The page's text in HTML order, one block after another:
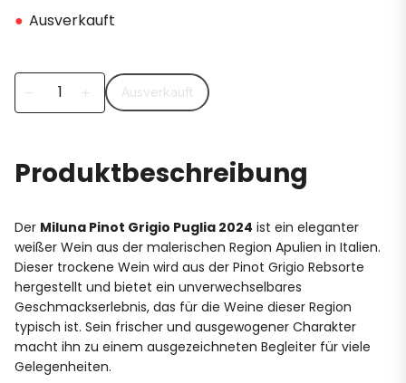
● Ausverkauft
remove add Ausverkauft
Der Miluna Pinot Grigio Puglia 2024 ist ein eleganter
weißer Wein aus der malerischen Region Apulien in Italien.
Dieser trockene Wein wird aus der Pinot Grigio Rebsorte
hergestellt und bietet ein unverwechselbares
Geschmackserlebnis, das für die Weine dieser Region
typisch ist. Sein frischer und ausgewogener Charakter
macht ihn zu einem ausgezeichneten Begleiter für viele
Gelegenheiten.
Produktbeschreibung